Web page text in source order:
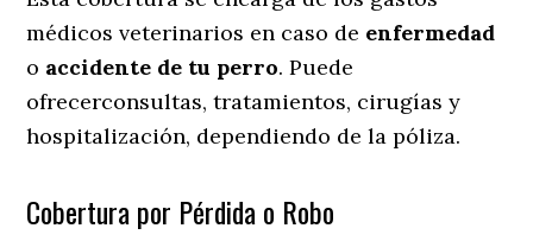
médicos veterinarios en caso de enfermedad
o accidente de tu perro. Puede
ofrecerconsultas, tratamientos, cirugías y
hospitalización, dependiendo de la póliza.
Cobertura por Pérdida o Robo